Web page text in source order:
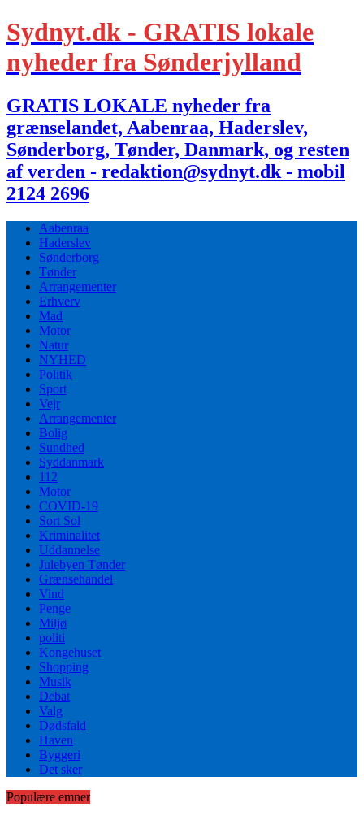
Sydnyt.dk - GRATIS lokale
nyheder fra Sønderjylland
GRATIS LOKALE nyheder fra
grænselandet, Aabenraa, Haderslev,
Sønderborg, Tønder, Danmark, og resten
af verden - redaktion@sydnyt.dk - mobil
2124 2696
Aabenraa
Haderslev
Sønderborg
Tønder
Arrangementer
Erhverv
Mad
Motor
Natur
NYHED
Politik
Sport
Vejr
Arrangementer
Bolig
Sundhed
Syddanmark
112
Motor
COVID-19
Sort Sol
Kriminalitet
Uddannelse
Julebyen Tønder
Grænsehandel
Vind
Penge
Miljø
politi
Kongehuset
Shopping
Musik
Debat
Valg
Dødsfald
Haven
Byggeri
Det sker
Populære emner